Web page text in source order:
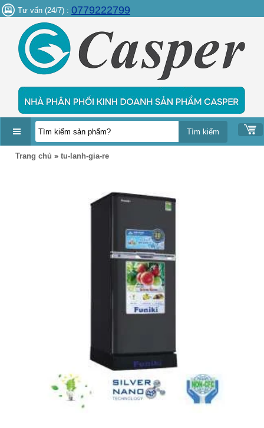
Tư vấn (24/7) : 0779222799
DANH
Trang chủ » tu-lanh-gia-re